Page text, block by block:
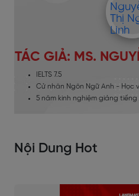
TÁC GIẢ: MS.
IELTS 7.5
Cử nhân Ngôn Ngữ Anh - Học
5 năm kinh nghiệm giảng tiếng
Nội Dung Hot